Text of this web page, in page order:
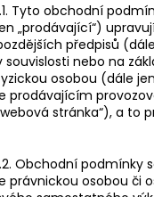
Tyto obchodní
„prodávající“)
předpisů
souvislosti nebo na
osobou (dále
prodávajícím
stránka“), a to
Obchodní podmínky
právnickou osobou či